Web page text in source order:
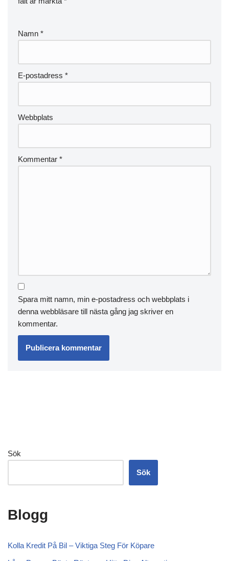
Namn *
E-postadress *
Webbplats
Kommentar *
Spara mitt namn, min e-postadress och webbplats i
denna webbläsare till nästa gång jag skriver en
kommentar.
Sök
Sök
Blogg
Kolla Kredit På Bil – Viktiga Steg För Köpare